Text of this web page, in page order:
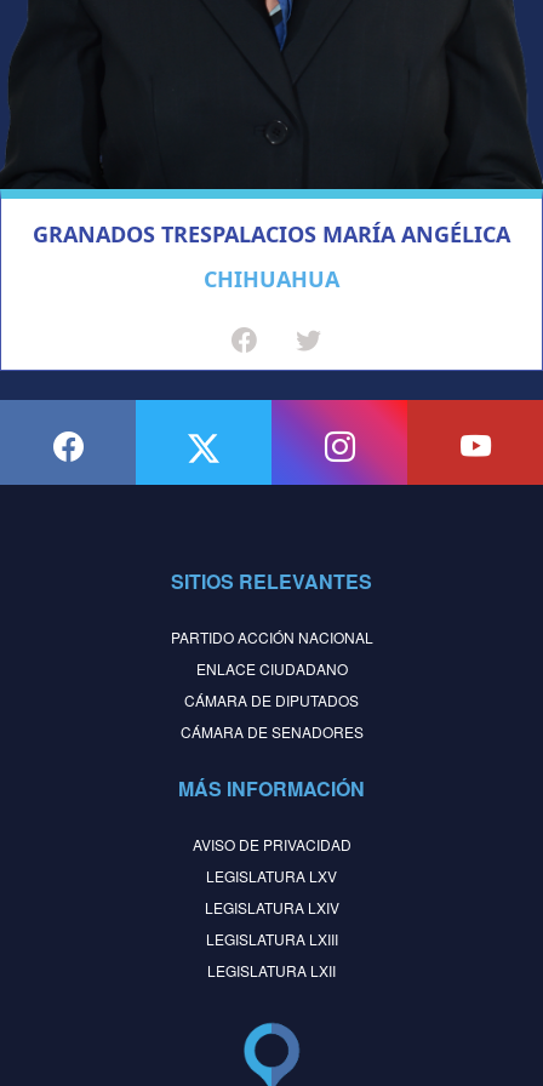
GRANADOS TRESPALACIOS MARÍA ANGÉLICA
CHIHUAHUA
SITIOS RELEVANTES
PARTIDO ACCIÓN NACIONAL
ENLACE CIUDADANO
CÁMARA DE DIPUTADOS
CÁMARA DE SENADORES
MÁS INFORMACIÓN
AVISO DE PRIVACIDAD
LEGISLATURA LXV
LEGISLATURA LXIV
LEGISLATURA LXIII
LEGISLATURA LXII